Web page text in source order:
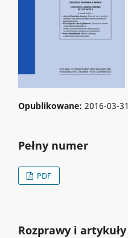
Opublikowane: 2016-03-31
Pełny numer
PDF
Rozprawy i artykuły